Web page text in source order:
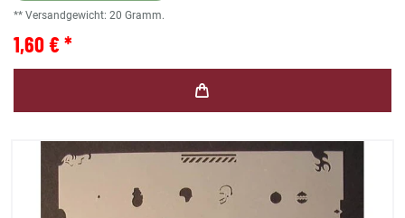
** Versandgewicht: 20 Gramm.
1,60 € *